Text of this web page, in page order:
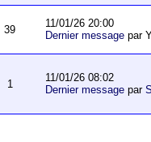
39
11/01/26 20:00
Dernier messagepar
1
11/01/26 08:02
Dernier messagepar